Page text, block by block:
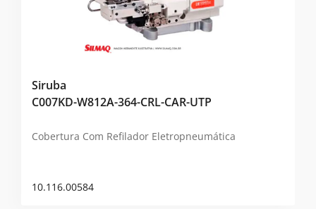
Siruba
C007KD-W812A-364-CRL-CAR-UTP
Cobertura Com Refilador Eletropneumática
10.116.00584